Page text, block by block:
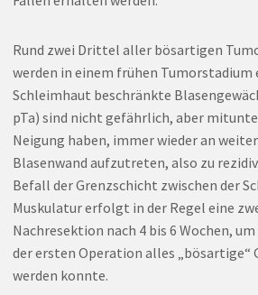
Rund zwei Drittel aller bösartigen
werden in einem frühen Tumorstadium
Schleimhaut beschränkte
pTa) sind nicht gefährlich, aber
Neigung haben, immer wieder an
Blasenwand aufzutreten, also zu
Befall der Grenzschicht zwischen der
Muskulatur erfolgt in der Regel eine
Nachresektion nach 4 bis 6 Wochen,
der ersten Operation alles „bösartige“
werden konnte.